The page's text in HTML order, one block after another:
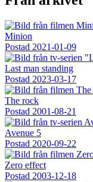
Minion
Postad 2021-01-09
Last man standing
Postad 2023-03-17
The rock
Postad 2001-08-21
Avenue 5
Postad 2020-09-22
Zero effect
Postad 2003-12-18